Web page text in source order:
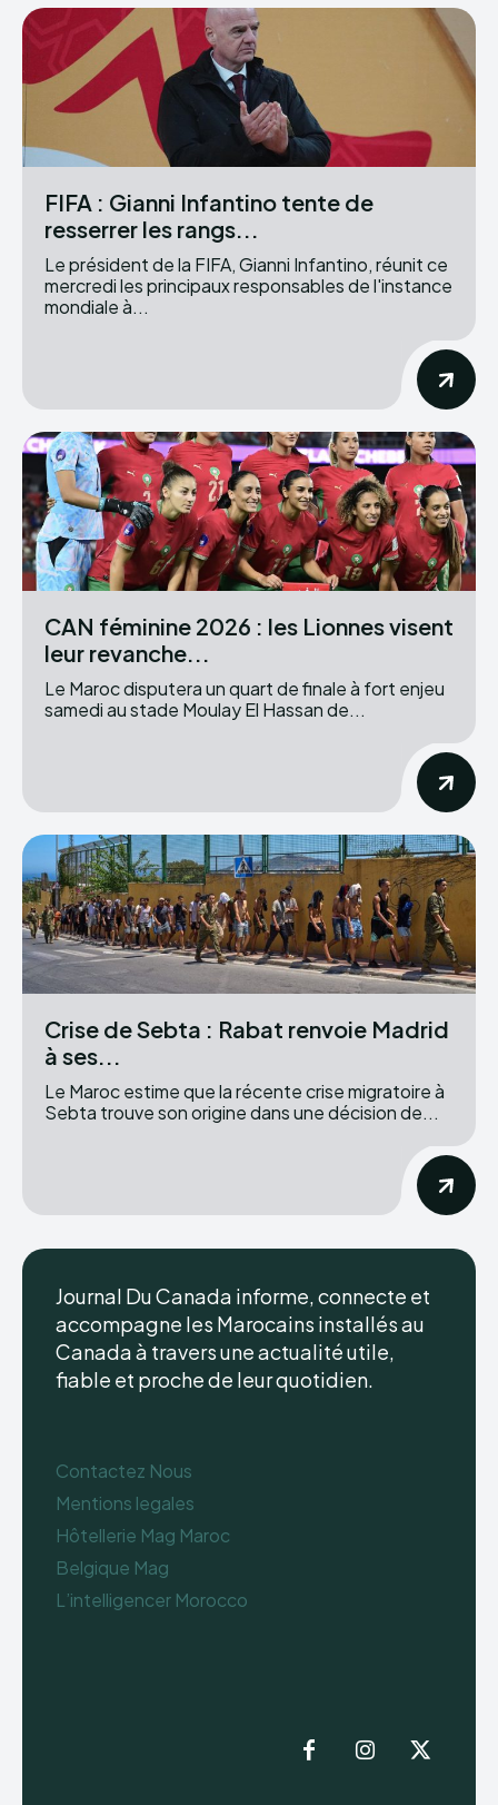
FIFA : Gianni Infantino tente de
resserrer les rangs...
Le président de la FIFA, Gianni Infantino, réunit ce
mercredi les principaux responsables de l'instance
mondiale à...
CAN féminine 2026 : les Lionnes visent
leur revanche...
Le Maroc disputera un quart de finale à fort enjeu
samedi au stade Moulay El Hassan de...
Crise de Sebta : Rabat renvoie Madrid
à ses...
Le Maroc estime que la récente crise migratoire à
Sebta trouve son origine dans une décision de...
Journal Du Canada informe, connecte et
accompagne les Marocains installés au
Canada à travers une actualité utile,
fiable et proche de leur quotidien.
Contactez Nous
Mentions legales
Hôtellerie Mag Maroc
Belgique Mag
L’intelligencer Morocco